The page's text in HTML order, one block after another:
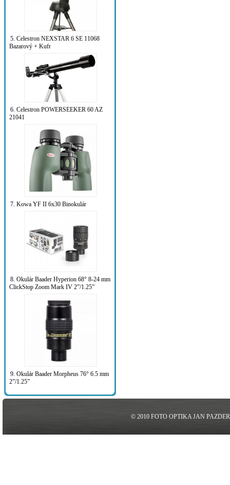
5. Celestron NEXSTAR 6 SE 11068
Bazarový + Kufr
6. Celestron POWERSEEKER 60 AZ
21041
7. Kowa YF II 6x30 Binokulár
8. Okulár Baader Hyperion 68° 8-24 mm
ClickStop Zoom Mark IV 2”/1.25”
9. Okulár Baader Morpheus 76° 6.5 mm
2”/1.25”
© 2010 FOTO OPTIKA JAN